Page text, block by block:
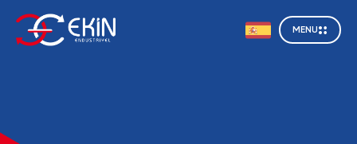
MENU